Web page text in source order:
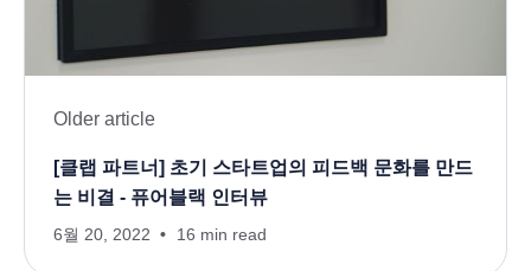
Older article
[클랩 파트너] 초기 스타트업의 피드백 문화를 만드
는 비결 - 퓨어블랙 인터뷰
6월 20, 2022 16 min read